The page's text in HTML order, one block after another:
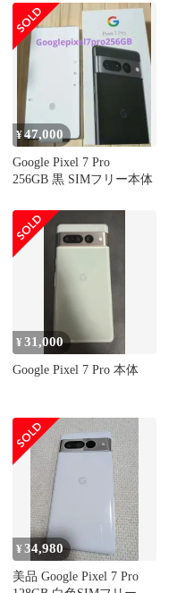
¥47,000
Google Pixel 7 Pro
256GB 黒 SIMフリー本体
¥31,000
Google Pixel 7 Pro 本体
¥34,980
美品 Google Pixel 7 Pro